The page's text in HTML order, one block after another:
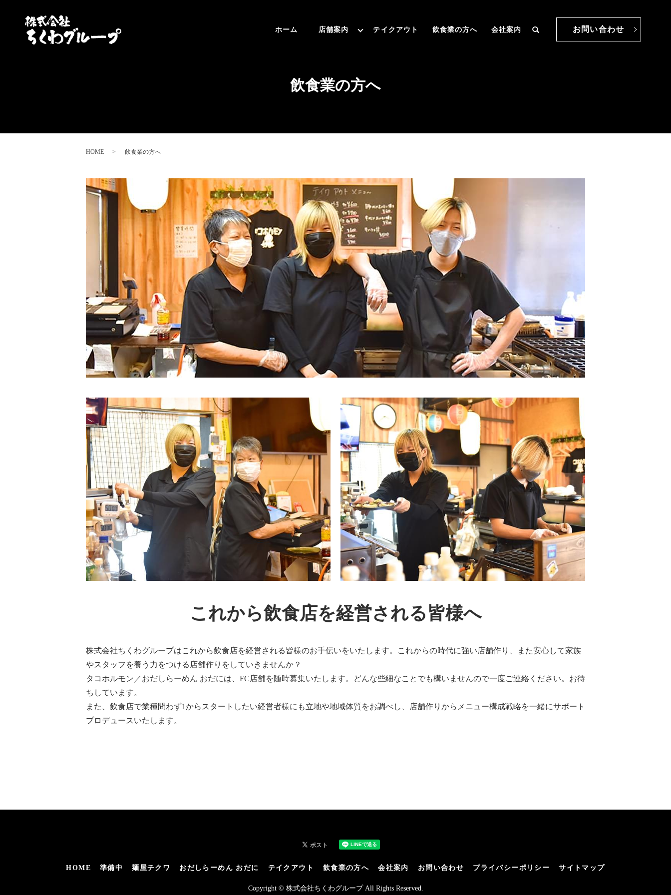
お問い合わせ
ホーム 店舗案内 テイクアウト 飲食業の方へ 会社案内
飲食業の方へ
HOME 飲食業の方へ
これから飲食店を経営される皆様へ
株式会社ちくわグループはこれから飲食店を経営される皆様のお手伝いをいたします。これからの時代に強い店舗作り、また安心して家族
やスタッフを養う力をつける店舗作りをしていきませんか？
タコホルモン／おだしらーめん おだには、FC店舗を随時募集いたします。どんな些細なことでも構いませんので一度ご連絡ください。お待
ちしています。
また、飲食店で業種問わず1からスタートしたい経営者様にも立地や地域体質をお調べし、店舗作りからメニュー構成戦略を一緒にサポート
プロデュースいたします。
HOME 準備中 麺屋チクワ おだしらーめん おだに テイクアウト 飲食業の方へ 会社案内 お問い合わせ プライバシーポリシー サイトマップ
Copyright © 株式会社ちくわグループ All Rights Reserved.